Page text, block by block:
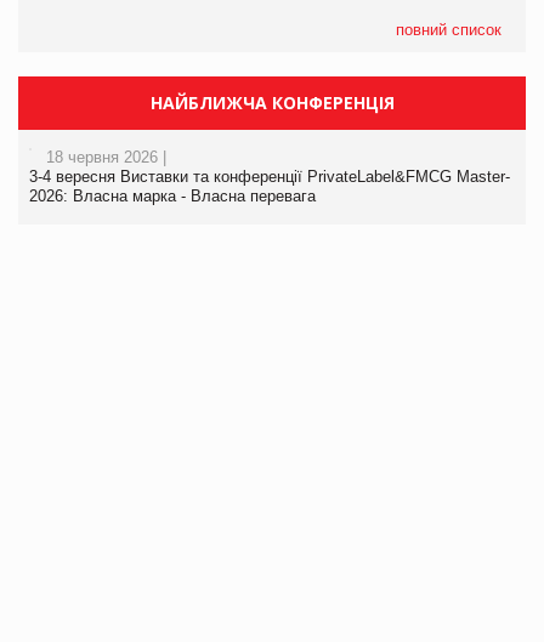
повний список
НАЙБЛИЖЧА КОНФЕРЕНЦІЯ
18 червня 2026 |
3-4 вересня Виставки та конференції PrivateLabel&FMCG Master-
2026: Власна марка - Власна перевага